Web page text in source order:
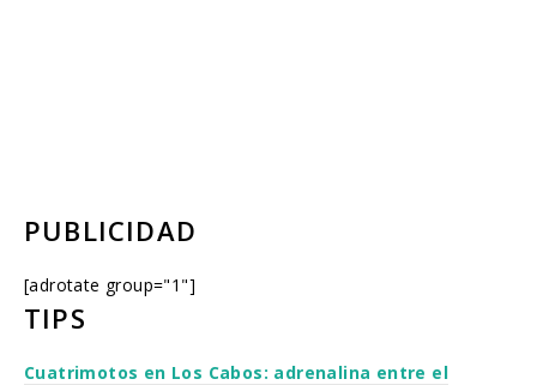
PUBLICIDAD
[adrotate group="1"]
TIPS
Cuatrimotos en Los Cabos: adrenalina entre el